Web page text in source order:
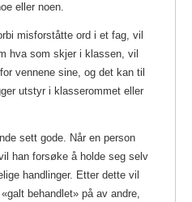
eller noen.
misforståtte ord i et fag, vil
hva som skjer i klassen, vil
vennene sine, og det kan til
utstyr i klasserommet eller
sett gode. Når en person
han forsøke å holde seg selv
handlinger. Etter dette vil
behandlet» på av andre,